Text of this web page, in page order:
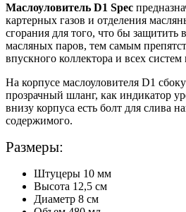
Маслоуловитель D1 Spec
картерных газов и отделения
сгорания для того, что бы защитить
масляных паров, тем самым
впускного коллектора и всех систем
На корпусе маслоуловителя D1
прозрачный шланг, как индикатор
внизу корпуса есть болт для слива
содержимого.
Размеры:
Штуцеры 10 мм
Высота 12,5 см
Диаметр 8 см